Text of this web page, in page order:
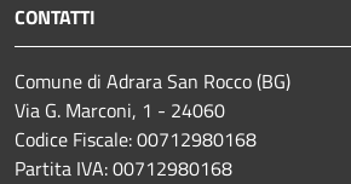
CONTATTI
Comune di Adrara San Rocco (BG)
Via G. Marconi, 1 - 24060
Codice Fiscale: 00712980168
Partita IVA: 00712980168